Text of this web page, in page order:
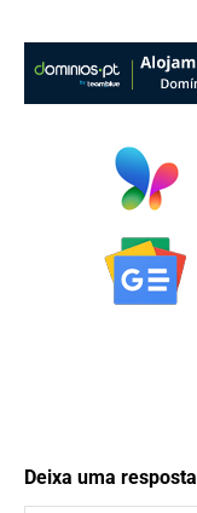
Deixa uma resposta